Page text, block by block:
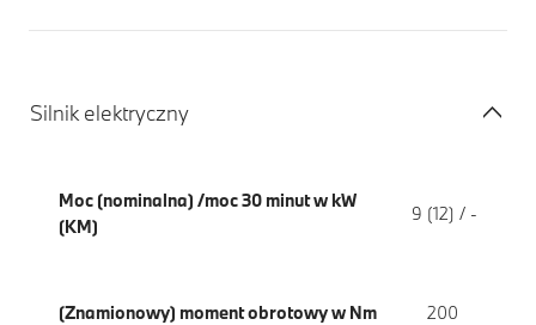
Silnik elektryczny
Moc (nominalna) /moc 30 minut w kW
(KM)
9 (12) / -
(Znamionowy) moment obrotowy w Nm 200